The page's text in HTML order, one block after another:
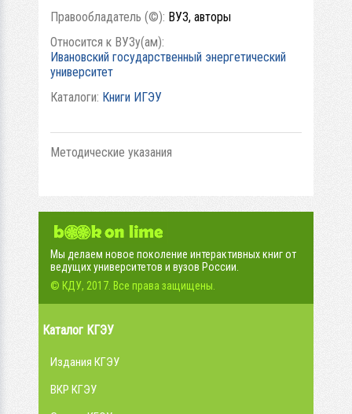
Правообладатель (©): ВУЗ, авторы
Относится к ВУЗу(ам):
Ивановский государственный энергетический
университет
Каталоги: Книги ИГЭУ
Методические указания
Мы делаем новое поколение интерактивных книг от
ведущих университетов и вузов России.
© КДУ, 2017. Все права защищены.
Каталог КГЭУ
Издания КГЭУ
ВКР КГЭУ